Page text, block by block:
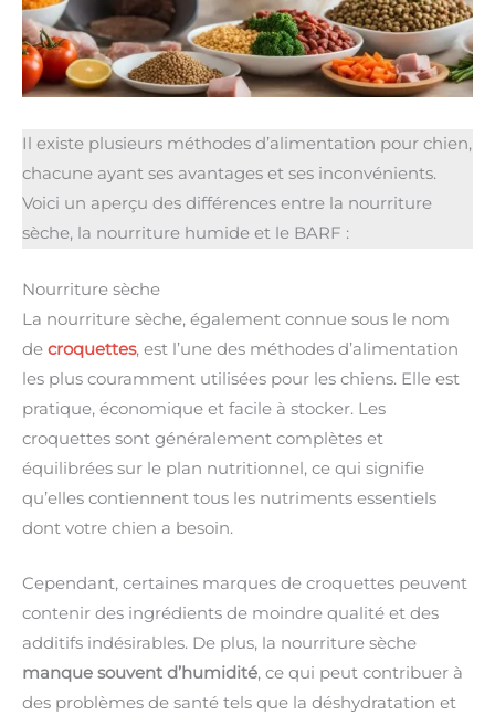
Il existe plusieurs méthodes d’alimentation pour chien,
chacune ayant ses avantages et ses inconvénients.
Voici un aperçu des différences entre la nourriture
sèche, la nourriture humide et le BARF :
Nourriture sèche
La nourriture sèche, également connue sous le nom
de croquettes, est l’une des méthodes d’alimentation
les plus couramment utilisées pour les chiens. Elle est
pratique, économique et facile à stocker. Les
croquettes sont généralement complètes et
équilibrées sur le plan nutritionnel, ce qui signifie
qu’elles contiennent tous les nutriments essentiels
dont votre chien a besoin.
Cependant, certaines marques de croquettes peuvent
contenir des ingrédients de moindre qualité et des
additifs indésirables. De plus, la nourriture sèche
manque souvent d’humidité, ce qui peut contribuer à
des problèmes de santé tels que la déshydratation et